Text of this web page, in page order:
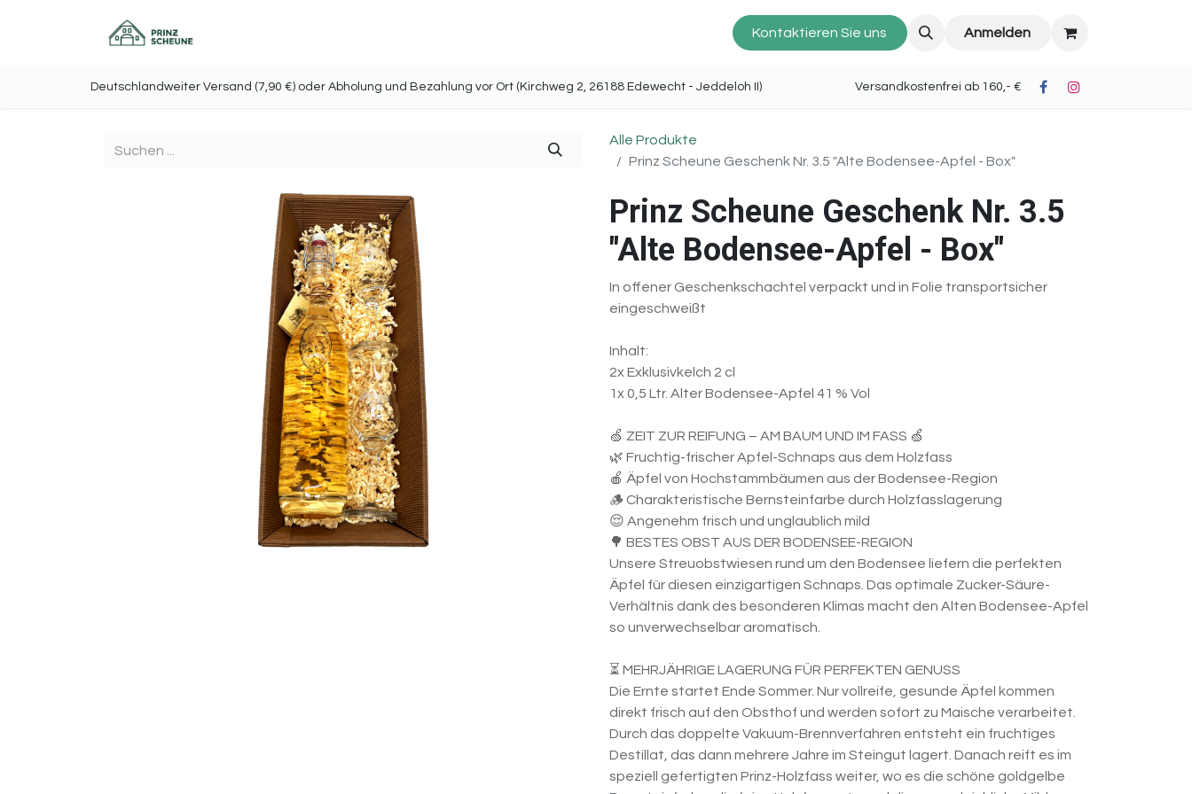
Kontaktieren Sie uns Anmelden
Deutschlandweiter Versand (7,90 €) oder Abholung und Bezahlung vor Ort (Kirchweg 2, 26188 Edewecht - Jeddeloh II) Versandkostenfrei ab 160,- €
Alle Produkte
Prinz Scheune Geschenk Nr. 3.5 "Alte Bodensee-Apfel - Box"
Prinz Scheune Geschenk Nr. 3.5
"Alte Bodensee-Apfel - Box"
In offener Geschenkschachtel verpackt und in Folie transportsicher
eingeschweißt
Inhalt:
2x Exklusivkelch 2 cl
1x 0,5 Ltr. Alter Bodensee-Apfel 41 % Vol
🍏 ZEIT ZUR REIFUNG – AM BAUM UND IM FASS 🍏
🌿 Fruchtig-frischer Apfel-Schnaps aus dem Holzfass
🍎 Äpfel von Hochstammbäumen aus der Bodensee-Region
🪵 Charakteristische Bernsteinfarbe durch Holzfasslagerung
😌 Angenehm frisch und unglaublich mild
🌳 BESTES OBST AUS DER BODENSEE-REGION
Unsere Streuobstwiesen rund um den Bodensee liefern die perfekten
Äpfel für diesen einzigartigen Schnaps. Das optimale Zucker-Säure-
Verhältnis dank des besonderen Klimas macht den Alten Bodensee-Apfel
so unverwechselbar aromatisch.
⏳ MEHRJÄHRIGE LAGERUNG FÜR PERFEKTEN GENUSS
Die Ernte startet Ende Sommer. Nur vollreife, gesunde Äpfel kommen
direkt frisch auf den Obsthof und werden sofort zu Maische verarbeitet.
Durch das doppelte Vakuum-Brennverfahren entsteht ein fruchtiges
Destillat, das dann mehrere Jahre im Steingut lagert. Danach reift es im
speziell gefertigten Prinz-Holzfass weiter, wo es die schöne goldgelbe